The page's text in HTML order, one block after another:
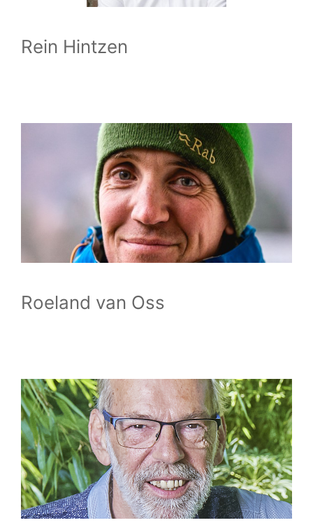
Rein Hintzen
Roeland van Oss